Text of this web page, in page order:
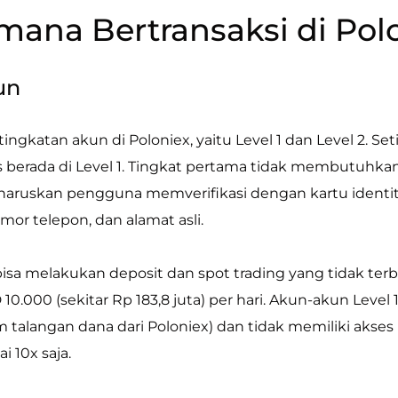
Bertransaksi di
akun di Poloniex, yaitu Level 1 dan Level 2.
berada di Level 1. Tingkat pertama tidak
pengguna memverifikasi dengan kartu
telepon, dan alamat asli.
melakukan deposit dan spot trading yang tidak
10.000 (sekitar Rp 183,8 juta) per hari. Akun-akun
talangan dana dari Poloniex) dan tidak memiliki akses
10x saja.